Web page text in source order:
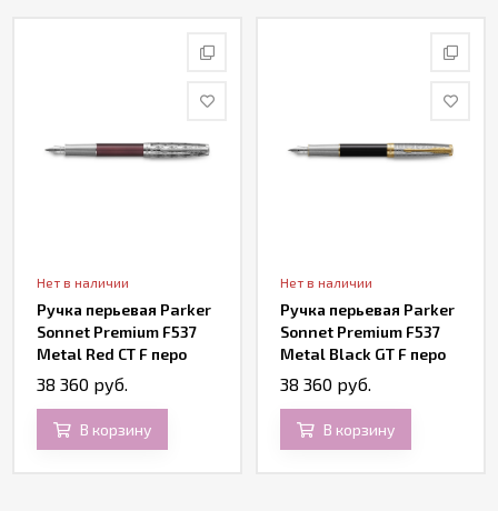
Нет в наличии
Ручка перьевая Parker
Sonnet Premium F537
Metal Red CT F перо
золото 18K
38 360 руб.
В корзину
Нет в наличии
Ручка перьевая Parker
Sonnet Premium F537
Metal Black GT F перо
золото 18K
38 360 руб.
В корзину